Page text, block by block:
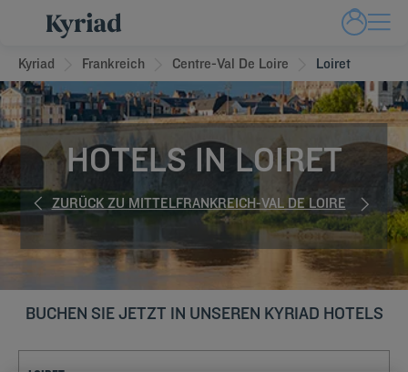
Kyriad Frankreich Centre-Val De Loire Loiret
HOTELS IN LOIRET
ZURÜCK ZU MITTELFRANKREICH-VAL DE LOIRE
BUCHEN SIE JETZT IN UNSEREN KYRIAD HOTELS